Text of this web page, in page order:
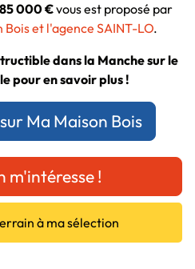
000 €vous est proposé par
Bois et l'agence SAINT-LO.
dans la Manche sur le
pour en savoir plus !
Ma Maison Bois
m'intéresse !
à ma sélection